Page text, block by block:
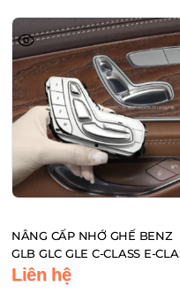
NÂNG CẤP NHỚ GHẾ BENZ
GLB GLC GLE C-CLASS E-
Liên hệ